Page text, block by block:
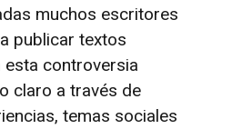
muchos escritores
publicar textos
controversia
claro a través de
temas sociales